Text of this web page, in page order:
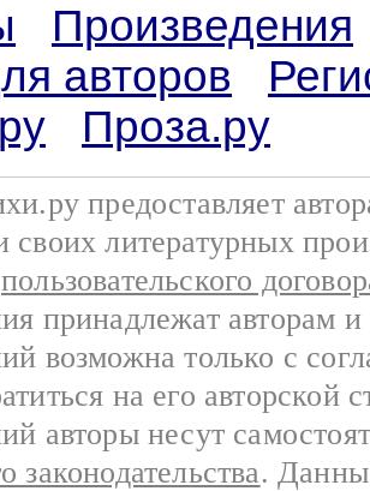
Произведения
авторов
Проза.ру
предоставляет
своих литературных
пользовательского
принадлежат авторам
возможна только с
на его авторской
авторы несут
законодательства.